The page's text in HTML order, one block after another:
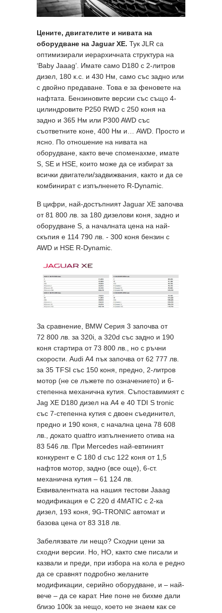
Цените, двигателите и нивата на
оборудване на Jaguar XE. Тук JLR са
оптимизирали иерархичната структура на
‘Baby Jaaag’. Имате само D180 с 2-литров
дизел, 180 к.с. и 430 Нм, само със задно или
с двойно предаване. Това е за феновете на
нафтата. Бензиновите версии със също 4-
цилиндровите P250 RWD с 250 коня на
задно и 365 Нм или P300 AWD със
съответните коне, 400 Нм и… AWD. Просто и
ясно. По отношение на нивата на
оборудване, както вече споменахме, имате
S, SE и HSE, които може да се избират за
всички двигатели/задвижвания, както и да се
комбинират с изпълненето R-Dynamic.
В цифри, най-достъпният Jaguar XE започва
от 81 800 лв. за 180 дизелови коня, задно и
оборудване S, а началната цена на най-
скъпия е 114 790 лв. - 300 коня бензин с
AWD и HSE R-Dynamic.
За сравнение, BMW Серия 3 започва от
72 800 лв. за 320i, а 320d със задно и 190
коня стартира от 73 800 лв., но с ръчни
скорости. Audi А4 пък започва от 62 777 лв.
за 35 TFSI със 150 коня, предно, 2-литров
мотор (не се лъжете по означението) и 6-
степенна механична кутия. Съпоставимият с
Jag XE D180 дизел на A4 e 40 TDI S tronic
със 7-степенна кутия с двоен съединител,
предно и 190 коня, с начална цена 78 608
лв., докато quattro изпълнението отива на
83 546 лв. При Mercedes най-евтиният
конкурент е C 180 d със 122 коня от 1,5
нафтов мотор, задно (все още), 6-ст.
механична кутия – 61 124 лв.
Еквивалентната на нашия тестови Jaaag
модификация е C 220 d 4MATIC с 2-ка
дизел, 193 коня, 9G-TRONIC автомат и
базова цена от 83 318 лв.
Забелязвате ли нещо? Сходни цени за
сходни версии. Но, НО, както сме писали и
казвали и преди, при избора на кола е редно
да се сравнят подробно желаните
модификации, серийно оборудване, и – най-
вече – да се карат. Ние поне не бихме дали
близо 100k за нещо, което не знаем как се